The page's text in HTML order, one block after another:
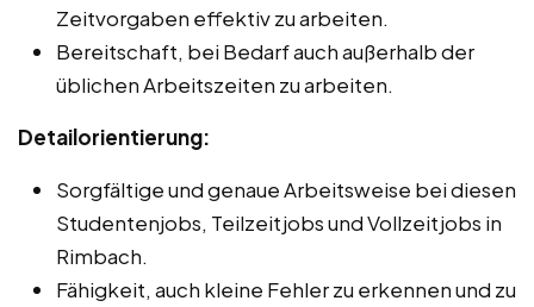
Zeitvorgaben effektiv zu arbeiten.
Bereitschaft, bei Bedarf auch außerhalb der
üblichen Arbeitszeiten zu arbeiten.
Detailorientierung:
Sorgfältige und genaue Arbeitsweise bei diesen
Studentenjobs, Teilzeitjobs und Vollzeitjobs in
Rimbach.
Fähigkeit, auch kleine Fehler zu erkennen und zu